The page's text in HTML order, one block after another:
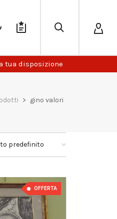
tua disposizione
> gino valori
OFFERTA